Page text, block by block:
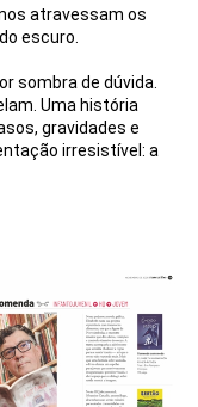
atravessam os
escuro.
sombra de dúvida.
Uma história
gravidades e
irresistível: a